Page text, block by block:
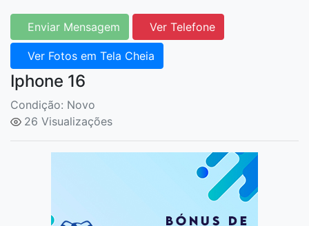
Enviar Mensagem Ver Telefone
Ver Fotos em Tela Cheia
Iphone 16
Condição: Novo
26 Visualizações